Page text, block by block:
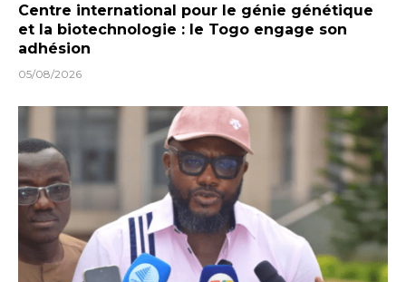
Centre international pour le génie génétique
et la biotechnologie : le Togo engage son
adhésion
05/08/2026